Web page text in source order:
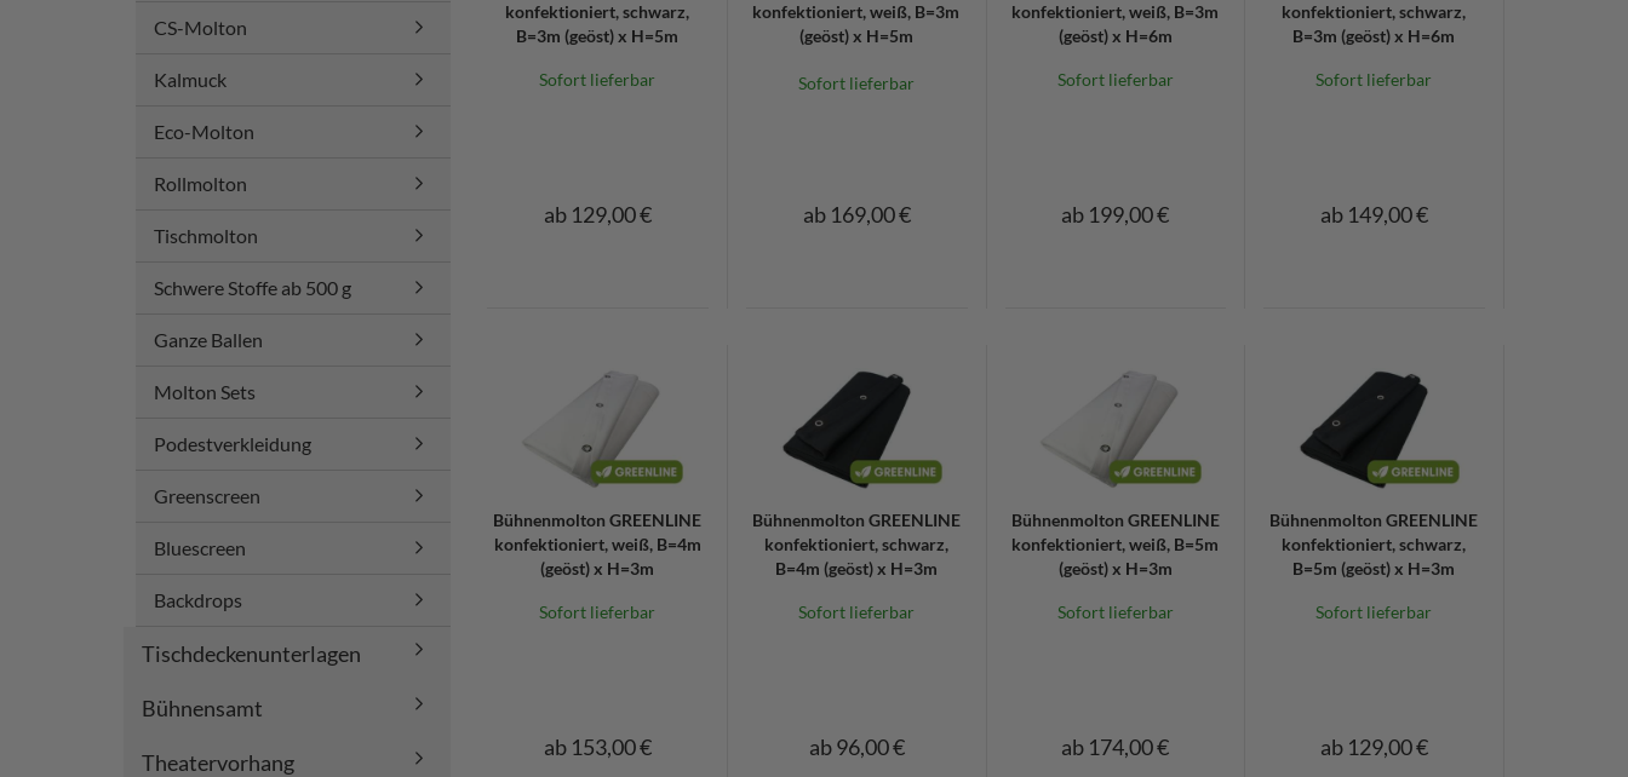
konfektioniert, schwarz,
B=3m (geöst) x H=5m
Sofort lieferbar
ab 129,00 €
konfektioniert, weiß, B=3m
(geöst) x H=5m
Sofort lieferbar
ab 169,00 €
konfektioniert, weiß, B=3m
(geöst) x H=6m
Sofort lieferbar
ab 199,00 €
konfektioniert, schwarz,
B=3m (geöst) x H=6m
Sofort lieferbar
ab 149,00 €
Bühnenmolton GREENLINE
konfektioniert, weiß, B=4m
(geöst) x H=3m
Sofort lieferbar
ab 153,00 €
Bühnenmolton GREENLINE
konfektioniert, schwarz,
B=4m (geöst) x H=3m
Sofort lieferbar
ab 96,00 €
Bühnenmolton GREENLINE
konfektioniert, weiß, B=5m
(geöst) x H=3m
Sofort lieferbar
ab 174,00 €
Bühnenmolton GREENLINE
konfektioniert, schwarz,
B=5m (geöst) x H=3m
Sofort lieferbar
ab 129,00 €
CS-Molton
Kalmuck
Eco-Molton
Rollmolton
Tischmolton
Schwere Stoffe ab 500 g
Ganze Ballen
Molton Sets
Podestverkleidung
Greenscreen
Bluescreen
Backdrops
Tischdeckenunterlagen
Bühnensamt
Theatervorhang